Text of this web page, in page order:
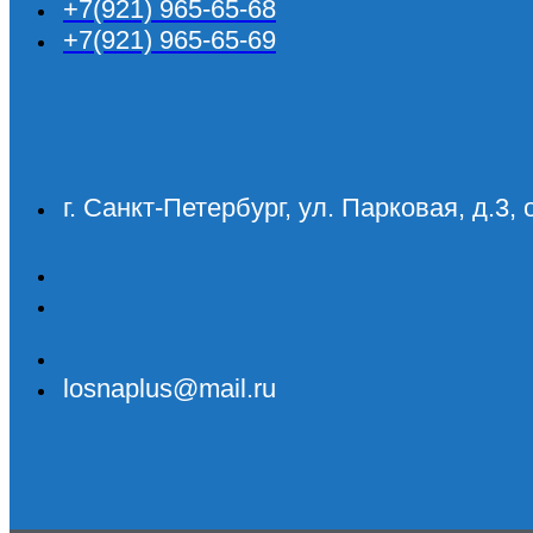
+7(921) 965-65-68
+7(921) 965-65-69
г. Санкт-Петербург, ул. Парковая, д.3,
losnaplus@mail.ru